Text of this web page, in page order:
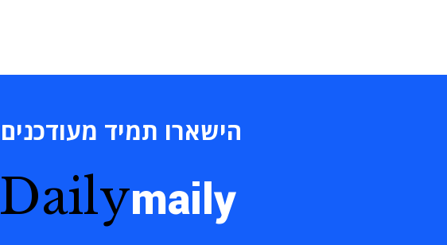
הישארו תמיד מעודכנים
Dailymaily